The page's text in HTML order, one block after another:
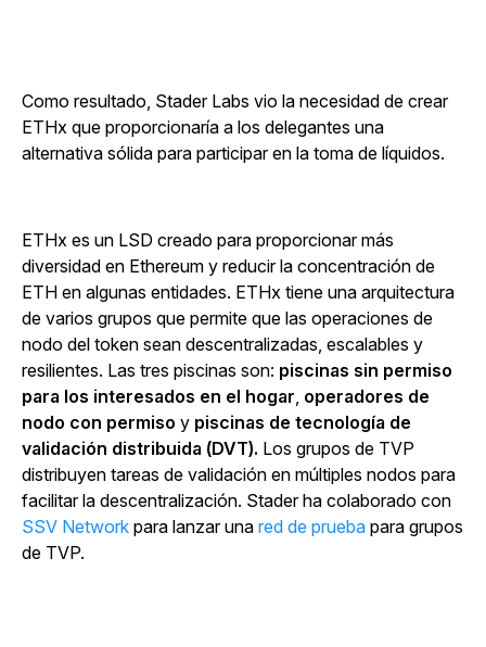
Como resultado, Stader Labs vio la necesidad de crear
ETHx que proporcionaría a los delegantes una
alternativa sólida para participar en la toma de líquidos.
ETHx es un LSD creado para proporcionar más
diversidad en Ethereum y reducir la concentración de
ETH en algunas entidades. ETHx tiene una arquitectura
de varios grupos que permite que las operaciones de
nodo del token sean descentralizadas, escalables y
resilientes. Las tres piscinas son: piscinas sin permiso
para los interesados en el hogar, operadores de
nodo con permiso y piscinas de tecnología de
validación distribuida (DVT). Los grupos de TVP
distribuyen tareas de validación en múltiples nodos para
facilitar la descentralización. Stader ha colaborado con
SSV Network para lanzar una red de prueba para grupos
de TVP.